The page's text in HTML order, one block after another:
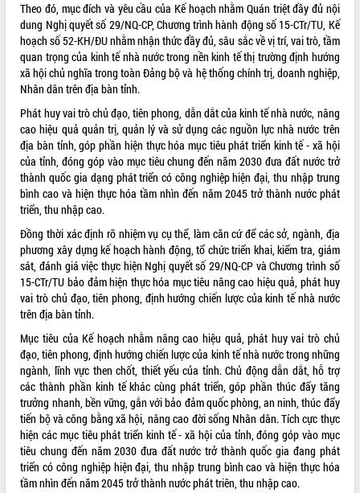
VIDEO
Loading the player...
Khám bệnh, cấp phát thuốc miễn phí
và tặng quà người dân xã Cư Pui
Hội nghị UBND tỉnh Đắk Lắk thường kỳ
tháng 7/2026
Lễ truy tặng danh hiệu “Bà Mẹ Việt
Nam Anh hùng” và trao Huân chương
Lao động
UBND tỉnh Đắk Lắk triển khai nhiệm
vụ 6 tháng cuối năm 2026
Kỳ họp thứ Hai, Hội đồng nhân dân
tỉnh khóa XI quyết nghị nhiều nội dung
quan trọng
Bí thư Tỉnh ủy Lương Nguyễn Minh
Triết thăm, tặng quà người có công với
cách mạng
Rà soát, hoàn thiện hệ thống thiết chế
văn hóa, thể thao đáp ứng yêu cầu
phát triển mới
ALBUM ẢNH
LIÊN KẾT WEB
Theo đó, mục đích và yêu cầu của Kế hoạch nhằm Quán triệt đầy đủ nội
dung Nghị quyết số 29/NQ-CP, Chương trình hành động số 15-CTr/TU, Kế
hoạch số 52-KH/ĐU nhằm nhận thức đầy đủ, sâu sắc về vị trí, vai trò, tầm
quan trọng của kinh tế nhà nước trong nền kinh tế thị trường định hướng
xã hội chủ nghĩa trong toàn Đảng bộ và hệ thống chính trị, doanh nghiệp,
Nhân dân trên địa bàn tỉnh.
Phát huy vai trò chủ đạo, tiên phong, dẫn dắt của kinh tế nhà nước, nâng
cao hiệu quả quản trị, quản lý và sử dụng các nguồn lực nhà nước trên
địa bàn tỉnh, góp phần hiện thực hóa mục tiêu phát triển kinh tế - xã hội
của tỉnh, đóng góp vào mục tiêu chung đến năm 2030 đưa đất nước trở
thành quốc gia dạng phát triển có công nghiệp hiện đại, thu nhập trung
bình cao và hiện thực hóa tầm nhìn đến năm 2045 trở thành nước phát
triển, thu nhập cao.
Đồng thời xác định rõ nhiệm vụ cụ thể, làm căn cứ để các sở, ngành, địa
phương xây dựng kế hoạch hành động, tổ chức triển khai, kiểm tra, giám
sát, đánh giá việc thực hiện Nghị quyết số 29/NQ-CP và Chương trình số
15-CTr/TU bảo đảm hiện thực hóa mục tiêu nâng cao hiệu quả, phát huy
vai trò chủ đạo, tiên phong, định hướng chiến lược của kinh tế nhà nước
trên địa bàn tỉnh.
Mục tiêu của Kế hoạch nhằm nâng cao hiệu quả, phát huy vai trò chủ
đạo, tiên phong, định hướng chiến lược của kinh tế nhà nước trong những
ngành, lĩnh vực then chốt, thiết yếu của tỉnh. Chủ động dẫn dắt, hỗ trợ
các thành phần kinh tế khác cùng phát triển, góp phần thúc đẩy tăng
trưởng nhanh, bền vững, gắn với bảo đảm quốc phòng, an ninh, thúc đẩy
tiến bộ và công bằng xã hội, nâng cao đời sống Nhân dân. Tích cực thực
hiện các mục tiêu phát triển kinh tế - xã hội của tỉnh, đóng góp vào mục
tiêu chung đến năm 2030 đưa đất nước trở thành quốc gia đang phát
triển có công nghiệp hiện đại, thu nhập trung bình cao và hiện thực hóa
tầm nhìn đến năm 2045 trở thành nước phát triên, thu nhập cao.